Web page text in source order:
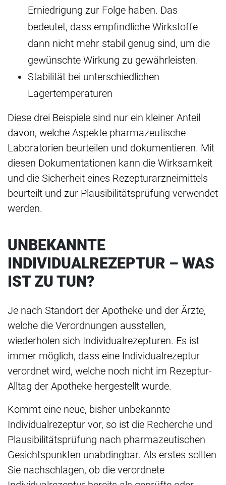
Erniedrigung zur Folge haben. Das
bedeutet, dass empfindliche Wirkstoffe
dann nicht mehr stabil genug sind, um die
gewünschte Wirkung zu gewährleisten.
Stabilität bei unterschiedlichen
Lagertemperaturen
Diese drei Beispiele sind nur ein kleiner Anteil
davon, welche Aspekte pharmazeutische
Laboratorien beurteilen und dokumentieren. Mit
diesen Dokumentationen kann die Wirksamkeit
und die Sicherheit eines Rezepturarzneimittels
beurteilt und zur Plausibilitätsprüfung verwendet
werden.
UNBEKANNTE
INDIVIDUALREZEPTUR – WAS
IST ZU TUN?
Je nach Standort der Apotheke und der Ärzte,
welche die Verordnungen ausstellen,
wiederholen sich Individualrezepturen. Es ist
immer möglich, dass eine Individualrezeptur
verordnet wird, welche noch nicht im Rezeptur-
Alltag der Apotheke hergestellt wurde.
Kommt eine neue, bisher unbekannte
Individualrezeptur vor, so ist die Recherche und
Plausibilitätsprüfung nach pharmazeutischen
Gesichtspunkten unabdingbar. Als erstes sollten
Sie nachschlagen, ob die verordnete